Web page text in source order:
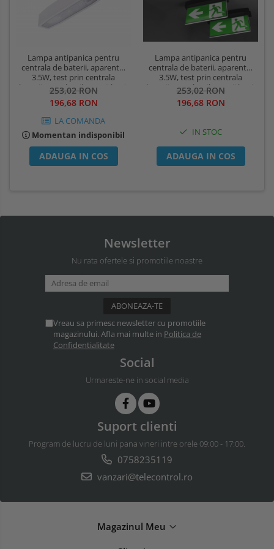
Lampa antipanica pentru
centrala de baterii, aparenta,
3.5W, test prin centrala
baterii, IP54, lentile spatii largi,
Intelight 94550
253,02 RON
196,68 RON
LA COMANDA
Momentan indisponibil
ADAUGA IN COS
Lampa antipanica pentru
centrala de baterii, aparenta,
3.5W, test prin centrala
baterii, IP54, lentile spatii largi,
Intelight 94549
253,02 RON
196,68 RON
IN STOC
ADAUGA IN COS
Newsletter
Nu rata ofertele si promotiile noastre
Vreau sa primesc newsletter cu promotiile
magazinului. Afla mai multe in Politica de
Confidentialitate
Social
Urmareste-ne in social media
Suport clienti
Program de lucru de luni pana vineri intre orele 09:00 - 17:00.
0758235119
vanzari@telecontrol.ro
Magazinul Meu